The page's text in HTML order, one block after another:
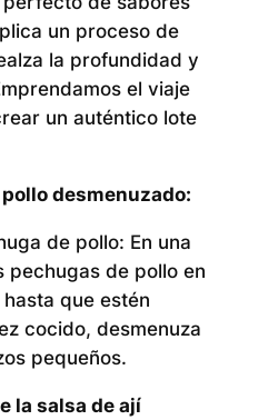
un proceso de
la profundidad y
el viaje
un auténtico lote
pollo desmenuzado:
de pollo: En una
pechugas de pollo en
que estén
cocido, desmenuza
pequeños.
la salsa de ají